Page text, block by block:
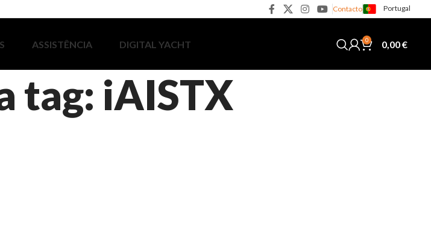
Contacto Portugal
ASSISTÊNCIA DIGITAL YACHT 0 0,00€
tag: iAISTX